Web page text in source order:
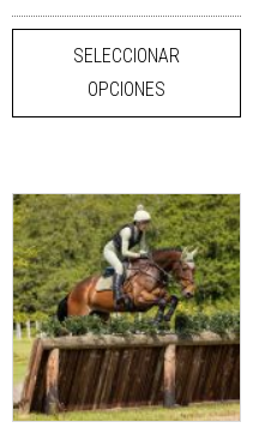
SELECCIONAR
OPCIONES